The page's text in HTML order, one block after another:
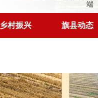
端
乡村振兴 旗县动态